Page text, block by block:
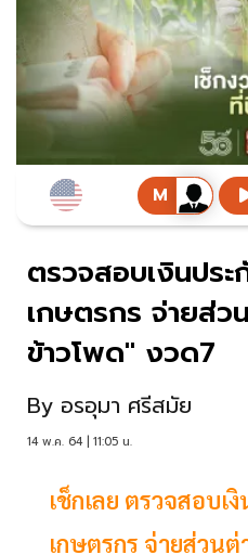
ตรวจสอบเงินประ
เกษตรกร จ่ายส่ว
ข้าวโพด" งวด7
By อรอุมา ศรีสมัย
14 พ.ค. 64 | 11:05 น.
เช็กเลย ตรวจสอบเ
เกษตรกร จ่ายส่วน